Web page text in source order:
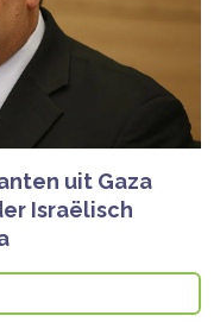
uit Gaza
Israëlisch